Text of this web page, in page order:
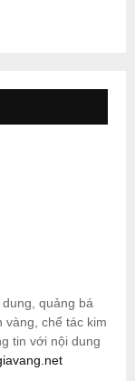
quảng bá
vàng, chế tác kim
tin với nội dung